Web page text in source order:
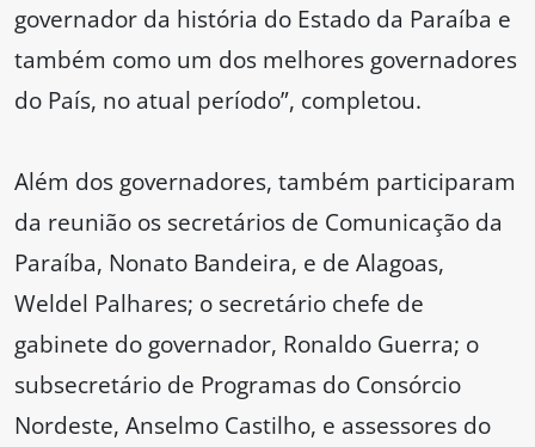
governador da história do Estado da Paraíba e
também como um dos melhores governadores
do País, no atual período”, completou.
Além dos governadores, também participaram
da reunião os secretários de Comunicação da
Paraíba, Nonato Bandeira, e de Alagoas,
Weldel Palhares; o secretário chefe de
gabinete do governador, Ronaldo Guerra; o
subsecretário de Programas do Consórcio
Nordeste, Anselmo Castilho, e assessores do